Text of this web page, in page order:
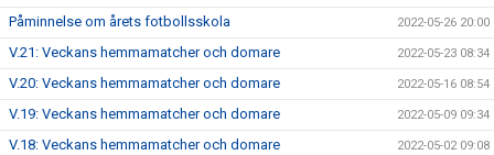
Påminnelse om årets fotbollsskola 2022-05-26 20:00
V.21: Veckans hemmamatcher och domare 2022-05-23 08:34
V.20: Veckans hemmamatcher och domare 2022-05-16 08:54
V.19: Veckans hemmamatcher och domare 2022-05-09 09:34
V.18: Veckans hemmamatcher och domare 2022-05-02 09:08